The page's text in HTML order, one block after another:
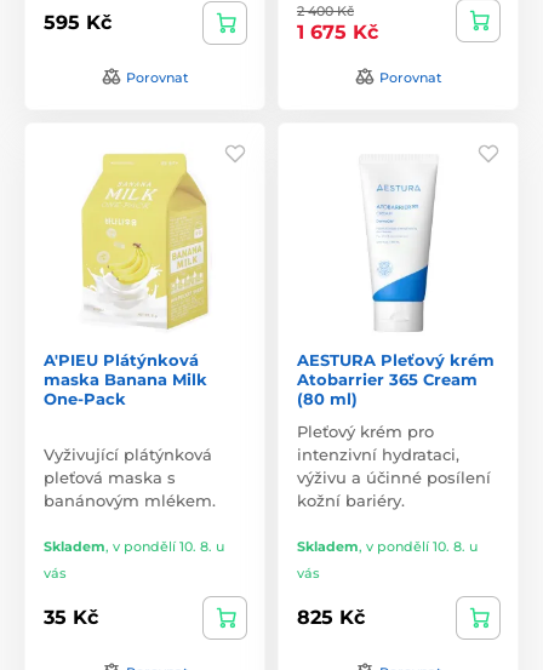
595 Kč
Porovnat
2 400 Kč
1 675 Kč
Porovnat
A'PIEU Plátýnková
maska Banana Milk
One-Pack
Vyživující plátýnková
pleťová maska s
banánovým mlékem.
Skladem, v pondělí 10. 8. u
vás
35 Kč
AESTURA Pleťový krém
Atobarrier 365 Cream
(80 ml)
Pleťový krém pro
intenzivní hydrataci,
výživu a účinné posílení
kožní bariéry.
Skladem, v pondělí 10. 8. u
vás
825 Kč